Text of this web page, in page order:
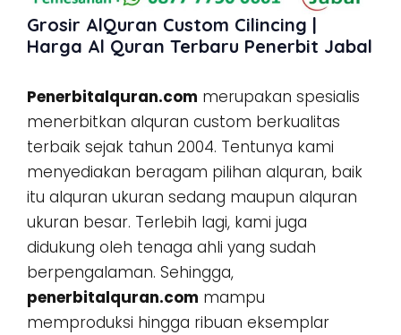
Grosir AlQuran Custom Cilincing |
Harga Al Quran Terbaru Penerbit Jabal
Penerbitalquran.com merupakan spesialis
menerbitkan alquran custom berkualitas
terbaik sejak tahun 2004. Tentunya kami
menyediakan beragam pilihan alquran, baik
itu alquran ukuran sedang maupun alquran
ukuran besar. Terlebih lagi, kami juga
didukung oleh tenaga ahli yang sudah
berpengalaman. Sehingga,
penerbitalquran.com mampu
memproduksi hingga ribuan eksemplar